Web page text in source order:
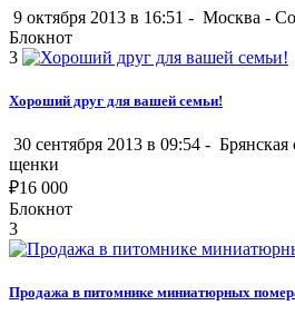
9 октября 2013 в 16:51 - Москва -
Блокнот
3
Хороший друг для вашей семьи!
30 сентября 2013 в 09:54 - Брянская
щенки
₽16 000
Блокнот
3
Продажа в питомнике миниатюрных